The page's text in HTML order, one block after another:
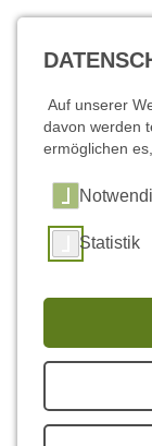
Information
Auf unserer
davon werden
ermöglichen
Statistik